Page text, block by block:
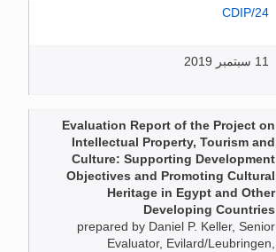
CDIP/24
11 سبتمبر 2019
Evaluation Report of the Project on
Intellectual Property, Tourism and
Culture: Supporting Development
Objectives and Promoting Cultural
Heritage in Egypt and Other
Developing Countries
prepared by Daniel P. Keller, Senior
Evaluator, Evilard/Leubringen,